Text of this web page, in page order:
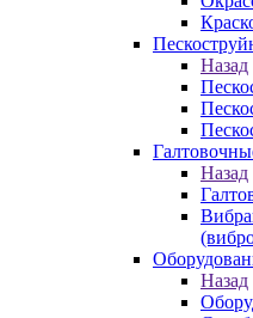
Назад
Назад
Назад